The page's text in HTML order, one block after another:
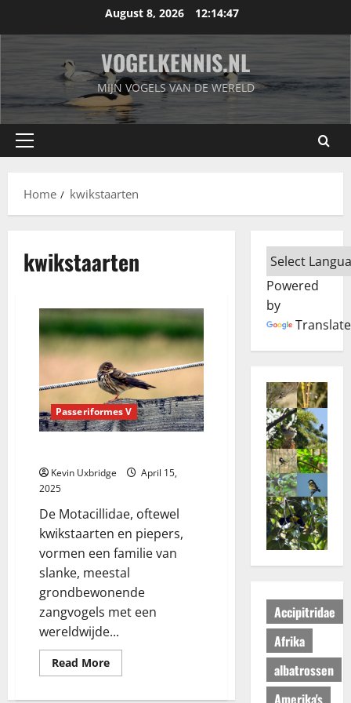
August 8, 2026 12:14:48
VOGELKENNIS.NL
MIJN VOGELS VAN DE WERELD
Primary
Home
kwikstaarten
kwikstaarten
Passeriformes V
Kevin Uxbridge
April 15,
2025
De Motacillidae, oftewel
kwikstaarten en piepers,
vormen een familie van
slanke, meestal
grondbewonende
zangvogels met een
wereldwijde...
Read MoreRead
more
Powered
by
Translate
Accipitridae
Afrika
albatrossen
Amerika's